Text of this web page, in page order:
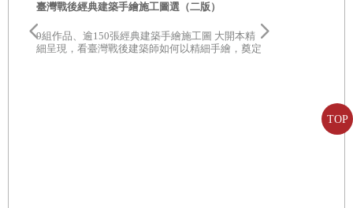
TOP
Princess of Wales Memorial Fountain
Ch4 結語
中的文學意境通過建築語言抽象、隱喻地傳達出來。建築真
正最有效的語言，最打動人、最意猶未盡的，是體驗空間後
的心理感悟。特拉尼並沒有嘗試說明《神曲》的故事，而是
〈天堂〉三部。《神曲》的構成圍繞著數字「三」，因為三
代表著天主教信條中神聖的三位一體。體驗館的空間關係是
臺灣戰後經典建築手繪施工圖選（二版）
9組作品、逾150張經典建築手繪施工圖 大開本精
細呈現，看臺灣戰後建築師如何以精細手繪，奠定
讀、領略，